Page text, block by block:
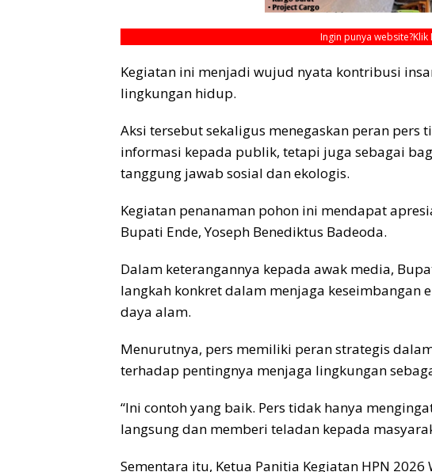
Ingin punya website?Klik
Kegiatan ini menjadi wujud nyata kontribusi
lingkungan hidup.
Aksi tersebut sekaligus menegaskan peran pers
informasi kepada publik, tetapi juga sebagai
tanggung jawab sosial dan ekologis.
Kegiatan penanaman pohon ini mendapat
Bupati Ende, Yoseph Benediktus Badeoda.
Dalam keterangannya kepada awak media,
langkah konkret dalam menjaga keseimbangan
daya alam.
Menurutnya, pers memiliki peran strategis
terhadap pentingnya menjaga lingkungan
“Ini contoh yang baik. Pers tidak hanya
langsung dan memberi teladan kepada
Sementara itu, Ketua Panitia Kegiatan HPN